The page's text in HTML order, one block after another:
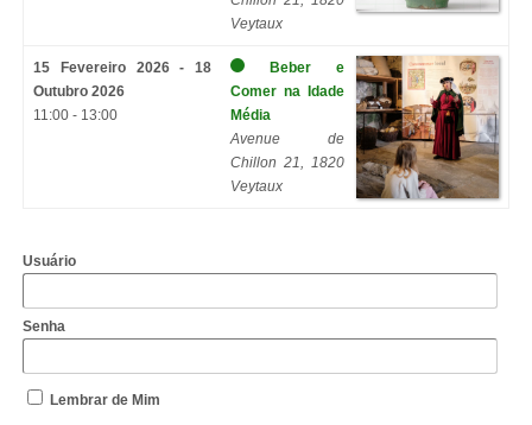
Veytaux
15 Fevereiro 2026 - 18
Outubro 2026
11:00 - 13:00
Beber e
Comer na Idade
Média
Avenue de
Chillon 21, 1820
Veytaux
Usuário
Senha
Lembrar de Mim